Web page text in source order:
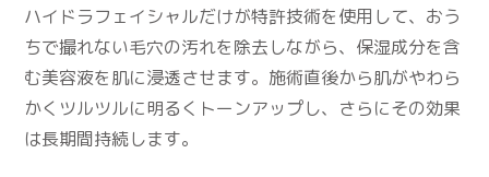
ハイドラフェイシャルだけが特許技術を使用して、おう
ちで撮れない毛穴の汚れを除去しながら、保湿成分を含
む美容液を肌に浸透させます。施術直後から肌がやわら
かくツルツルに明るくトーンアップし、さらにその効果
は長期間持続します。